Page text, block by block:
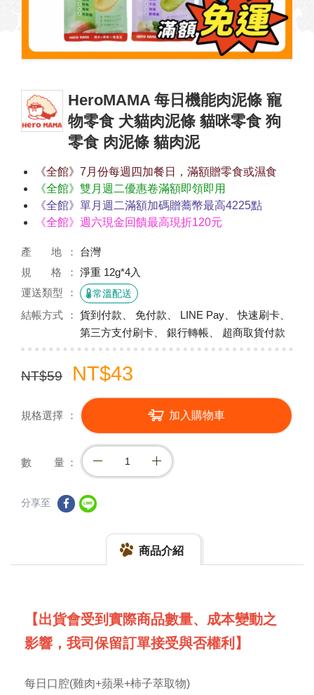
HeroMAMA 每日機能肉泥條 寵
物零食 犬貓肉泥條 貓咪零食 狗
零食 肉泥條 貓肉泥
《全館》7月份每週四加餐日，滿額贈零食或濕食
《全館》雙月週二優惠卷滿額即領即用
《全館》單月週二滿額加碼贈蕎幣最高4225點
《全館》週六現金回饋最高現折120元
產 地
台灣
規 格
淨重 12g*4入
運送類型
常溫配送
結帳方式
貨到付款、 免付款、 LINE Pay、 快速刷卡、
第三方支付刷卡、 銀行轉帳、 超商取貨付款
NT$59 NT$43
規格選擇 加入購物車
數 量
分享至
商品介紹
【出貨會受到實際商品數量、成本變動之
影響，我司保留訂單接受與否權利】
每日口腔(雞肉+蘋果+柿子萃取物)